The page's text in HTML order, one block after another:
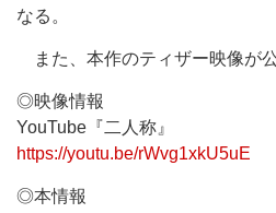
なる。
また、本作のティザー映像が公
◎映像情報
YouTube『二人称』
https://youtu.be/rWvg1xkU5uE
◎本情報